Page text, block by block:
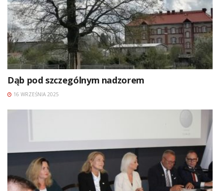
Dąb pod szczególnym nadzorem
16 WRZEŚNIA 2025